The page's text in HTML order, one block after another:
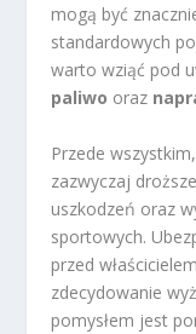
mogą być
standardowych
warto wziąć pod
paliwo oraz
Przede
zazwyczaj
uszkodzeń oraz
sportowych.
przed
zdecydowanie
pomysłem jest